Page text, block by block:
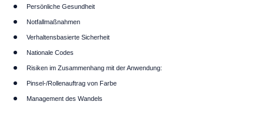
Persönliche Gesundheit
Notfallmaßnahmen
Verhaltensbasierte Sicherheit
Nationale Codes
Risiken im Zusammenhang mit der Anwendung:
Pinsel-/Rollenauftrag von Farbe
Management des Wandels